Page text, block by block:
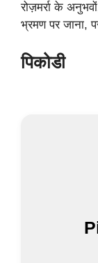
रोज़मर्रा के
भ्रमण पर जाना,
पिकोडी